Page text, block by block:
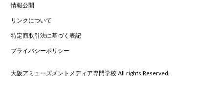
情報公開
リンクについて
特定商取引法に基づく表記
プライバシーポリシー
大阪アミューズメントメディア専門学校 All rights Reserved.